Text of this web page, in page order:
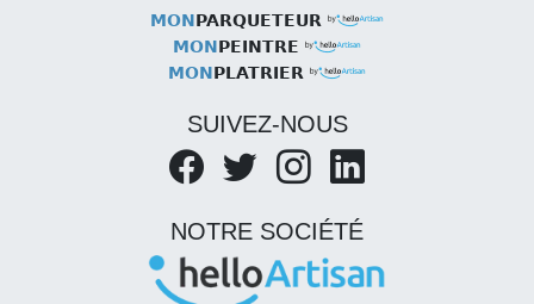
MONPARQUETEUR
MONPEINTRE
MONPLATRIER
SUIVEZ-NOUS
NOTRE SOCIÉTÉ